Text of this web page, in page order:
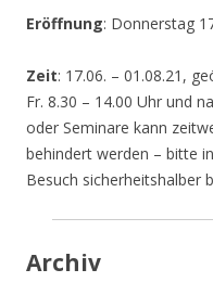
Eröffnung: Donnerstag
Zeit: 17.06. – 01.08.21,
Fr. 8.30 – 14.00 Uhr und
oder Seminare kann
behindert werden – bitte
Besuch sicherheitshalber
Archiv